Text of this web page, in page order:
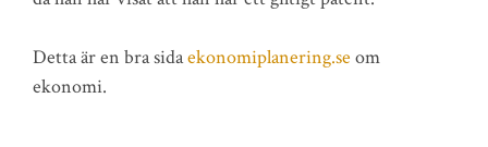
Detta är en bra sidaekonomiplanering.se om
ekonomi.